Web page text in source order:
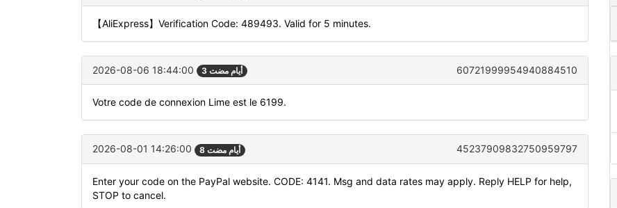
【AliExpress】Verification Code: 489493. Valid for 5 minutes.
2026-08-06 18:44:00 3 أيام مضت 60721999954940884510
Votre code de connexion Lime est le 6199.
2026-08-01 14:26:00 8 أيام مضت 45237909832750959797
Enter your code on the PayPal website. CODE: 4141. Msg and data rates may apply. Reply HELP for help,
STOP to cancel.